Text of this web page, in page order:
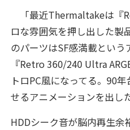
「最近Thermaltakeは『
ロな雰囲気を押し出した製
のパーツはSF感満載とい
『Retro 360/240 Ultra
トロPC風になってる。90
せるアニメーションを出し
HDDシーク音が脳内再生余